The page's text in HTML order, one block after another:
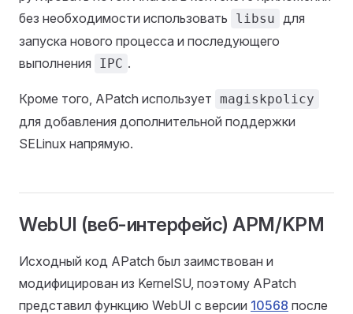
без необходимости использовать
libsu для
запуска нового процесса и последующего
выполнения
IPC .
Кроме того, APatch использует magiskpolicy
для добавления дополнительной поддержки
SELinux напрямую.
WebUI (веб-интерфейс) APM/KPM
Исходный код APatch был заимствован и
модифицирован из KernelSU, поэтому APatch
представил функцию WebUI с версии 10568 после